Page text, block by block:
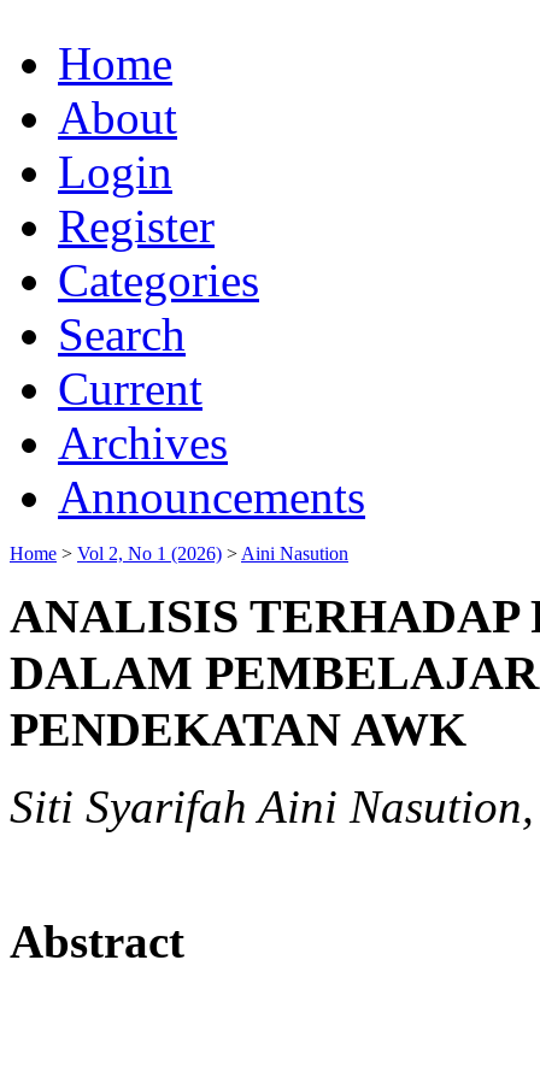
Home
About
Login
Register
Categories
Search
Current
Archives
Announcements
Home > Vol 2, No 1 (2026) > Aini Nasution
ANALISIS TERHADAP
DALAM
PENDEKATAN AWK
Siti Syarifah Aini
Abstract